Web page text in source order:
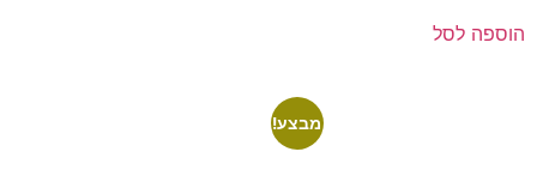
הוספה לסל
מבצע!